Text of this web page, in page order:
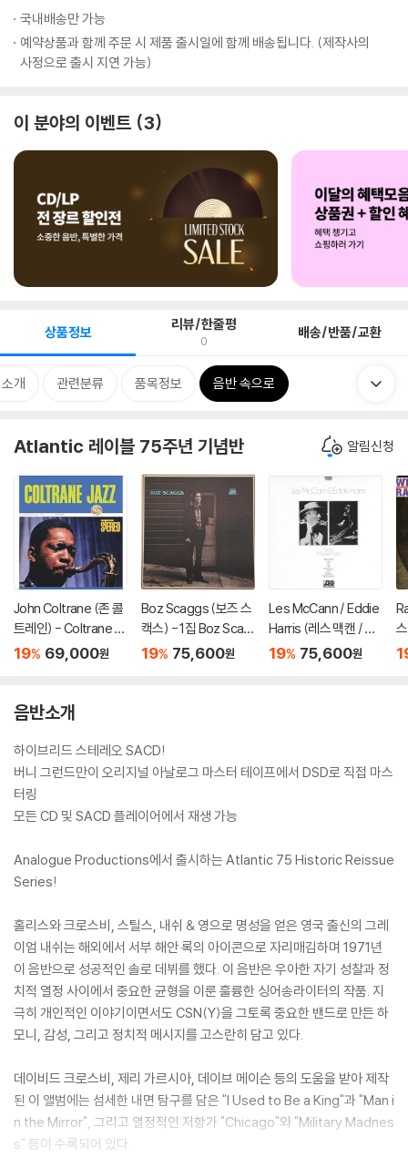
국내배송만 가능
예약상품과 함께 주문 시 제품 출시일에 함께 배송됩니다. (제작사의
사정으로 출시 지연 가능)
이 분야의 이벤트 3
상품정보 리뷰/한줄평
0 배송/반품/교환
개 관련분류 품목정보 음반 속으로
Atlantic 레이블 75주년 기념반 알림신청
John Coltrane (존 콜
트레인) - Coltrane Ja
zz [SACD Hybrid]
19% 69,000원
Boz Scaggs (보즈 스
캑스) - 1집 Boz Scag
gs [SACD Hybrid]
19% 75,600원
Les McCann / Eddie
Harris (레스 맥캔 / 에
디 해리스) - Swiss M
19% 75,600원
음반소개
하이브리드 스테레오 SACD!
버니 그런드만이 오리지널 아날로그 마스터 테이프에서 DSD로 직접 마스
터링
모든 CD 및 SACD 플레이어에서 재생 가능
Analogue Productions에서 출시하는 Atlantic 75 Historic Reissue
Series!
홀리스와 크로스비, 스틸스, 내쉬 & 영으로 명성을 얻은 영국 출신의 그레
이엄 내쉬는 해외에서 서부 해안 록의 아이콘으로 자리매김하며 1971년
이 음반으로 성공적인 솔로 데뷔를 했다. 이 음반은 우아한 자기 성찰과 정
치적 열정 사이에서 중요한 균형을 이룬 훌륭한 싱어송라이터의 작품. 지
극히 개인적인 이야기이면서도 CSN(Y)을 그토록 중요한 밴드로 만든 하
모니, 감성, 그리고 정치적 메시지를 고스란히 담고 있다.
데이비드 크로스비, 제리 가르시아, 데이브 메이슨 등의 도움을 받아 제작
된 이 앨범에는 섬세한 내면 탐구를 담은 "I Used to Be a King"과 "Man i
n the Mirror", 그리고 열정적인 저항가 "Chicago"와 "Military Madnes
s" 등이 수록되어 있다.